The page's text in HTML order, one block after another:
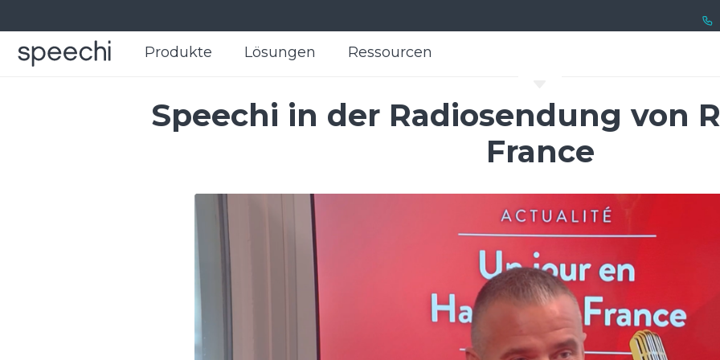
Produkte Lösungen Ressourcen
Produkte Lösungen Ressourcen
Speechi in der Radiosendung von
France